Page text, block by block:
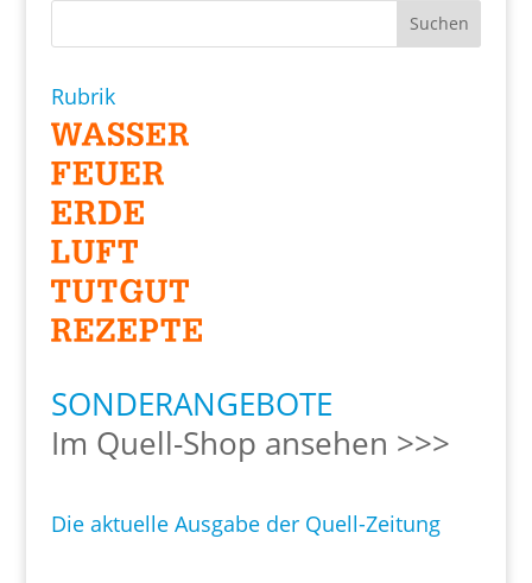
Rubrik
SONDERANGEBOTE
Im Quell-Shop ansehen >>>
Die aktuelle Ausgabe der Quell-Zeitung